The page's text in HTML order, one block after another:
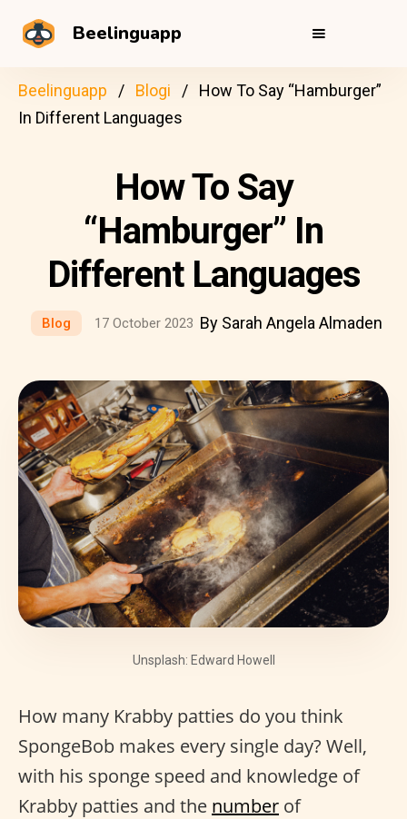
Beelinguapp
Beelinguapp Blogi
How To Say “Hamburger”
In Different Languages
How To Say
“Hamburger” In
Different Languages
Blog 17 October 2023 By Sarah Angela Almaden
Unsplash: Edward Howell
How many Krabby patties do you think
SpongeBob makes every single day? Well,
with his sponge speed and knowledge of
Krabby patties and the number of